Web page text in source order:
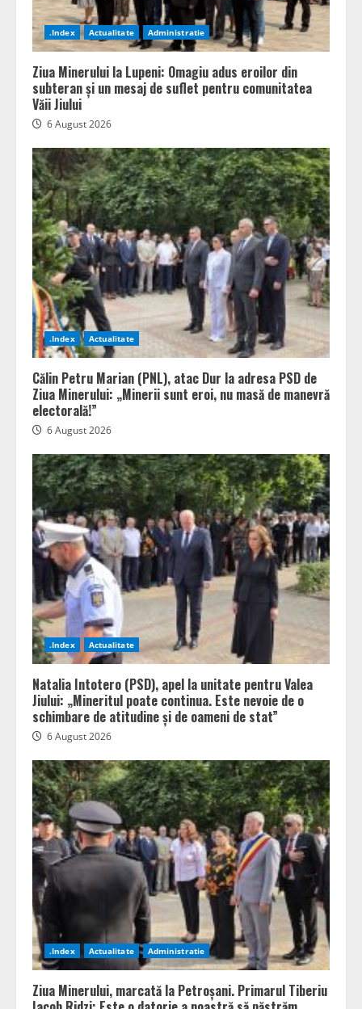
.Index Actualitate Administratie
Ziua Minerului la Lupeni: Omagiu adus eroilor din
subteran și un mesaj de suflet pentru comunitatea
Văii Jiului
6 August 2026
.Index Actualitate
Călin Petru Marian (PNL), atac Dur la adresa PSD de
Ziua Minerului: „Minerii sunt eroi, nu masă de manevră
electorală!”
6 August 2026
.Index Actualitate
Natalia Intotero (PSD), apel la unitate pentru Valea
Jiului: „Mineritul poate continua. Este nevoie de o
schimbare de atitudine și de oameni de stat”
6 August 2026
.Index Actualitate Administratie
Ziua Minerului, marcată la Petroșani. Primarul Tiberiu